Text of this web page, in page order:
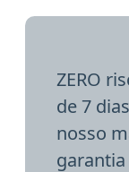
ZERO
de 7
nosso